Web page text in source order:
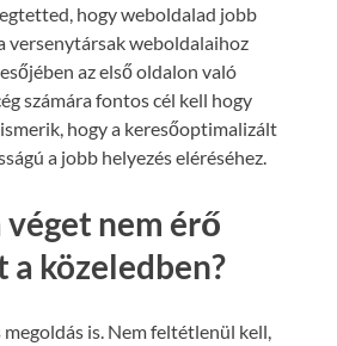
hogy weboldalad jobb
versenytársak weboldalaihoz
az első oldalon való
számára fontos cél kell hogy
hogy a keresőoptimalizált
a jobb helyezés eléréséhez.
véget nem érő
a közeledben?
megoldás is. Nem feltétlenül kell,